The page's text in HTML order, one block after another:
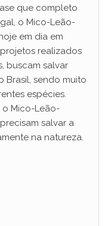
que completo
o Mico-Leão-
em dia em
realizados
buscam salvar
Brasil, sendo muito
espécies.
o Mico-Leão-
salvar a
na natureza.